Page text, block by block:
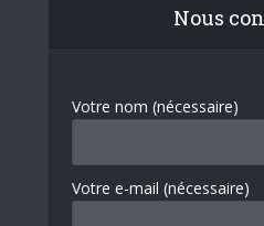
Nous
Votre nom (nécessaire)
Votre e-mail (nécessaire)